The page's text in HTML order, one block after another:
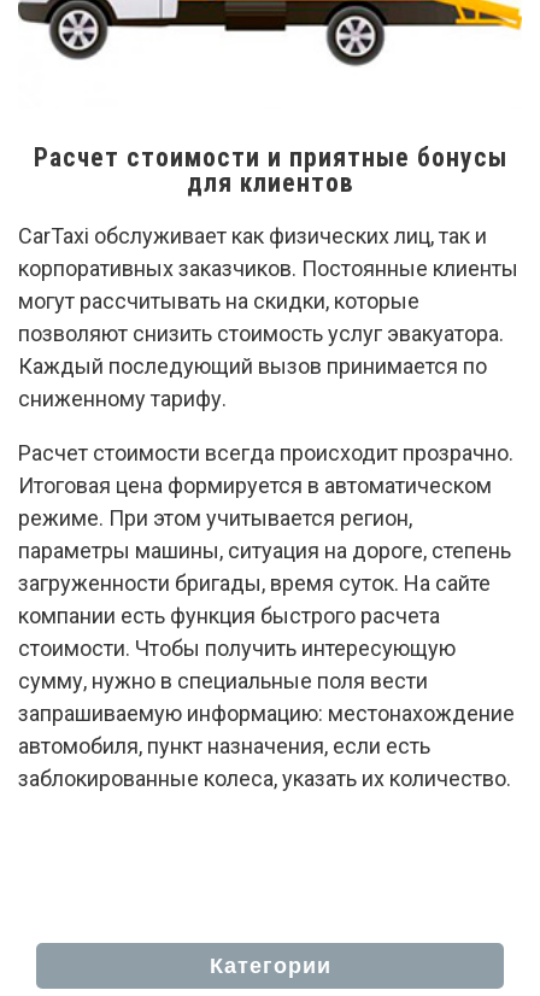
Расчет стоимости и приятные бонусы
для клиентов
CarTaxi обслуживает как физических лиц, так и
корпоративных заказчиков. Постоянные клиенты
могут рассчитывать на скидки, которые
позволяют снизить стоимость услуг эвакуатора.
Каждый последующий вызов принимается по
сниженному тарифу.
Расчет стоимости всегда происходит прозрачно.
Итоговая цена формируется в автоматическом
режиме. При этом учитывается регион,
параметры машины, ситуация на дороге, степень
загруженности бригады, время суток. На сайте
компании есть функция быстрого расчета
стоимости. Чтобы получить интересующую
сумму, нужно в специальные поля вести
запрашиваемую информацию: местонахождение
автомобиля, пункт назначения, если есть
заблокированные колеса, указать их количество.
Категории